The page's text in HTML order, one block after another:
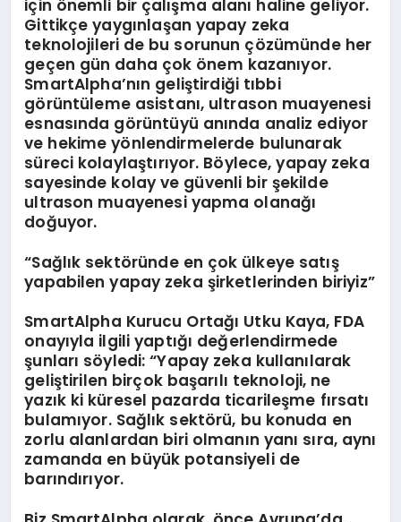
için önemli bir çalışma alanı haline geliyor.
Gittikçe yaygınlaşan yapay zeka
teknolojileri de bu sorunun çözümünde her
geçen gün daha çok önem kazanıyor.
SmartAlpha’nın geliştirdiği tıbbi
görüntüleme asistanı, ultrason muayenesi
esnasında görüntüyü anında analiz ediyor
ve hekime yönlendirmelerde bulunarak
süreci kolaylaştırıyor. Böylece, yapay zeka
sayesinde kolay ve güvenli bir şekilde
ultrason muayenesi yapma olanağı
doğuyor.
“Sağlık sektöründe en çok ülkeye satış
yapabilen yapay zeka şirketlerinden biriyiz”
SmartAlpha Kurucu Ortağı Utku Kaya, FDA
onayıyla ilgili yaptığı değerlendirmede
şunları söyledi: “Yapay zeka kullanılarak
geliştirilen birçok başarılı teknoloji, ne
yazık ki küresel pazarda ticarileşme fırsatı
bulamıyor. Sağlık sektörü, bu konuda en
zorlu alanlardan biri olmanın yanı sıra, aynı
zamanda en büyük potansiyeli de
barındırıyor.